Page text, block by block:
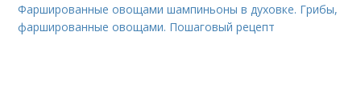
Фаршированные овощами шампиньоны в духовке. Грибы,
фаршированные овощами. Пошаговый рецепт